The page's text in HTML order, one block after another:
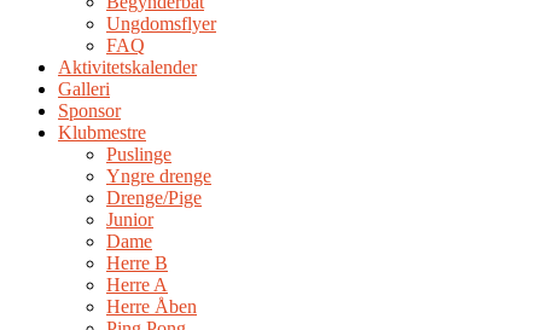
Ungdomsflyer
FAQ
Aktivitetskalender
Galleri
Sponsor
Klubmestre
Puslinge
Yngre drenge
Drenge/Pige
Junior
Dame
Herre B
Herre A
Herre Åben